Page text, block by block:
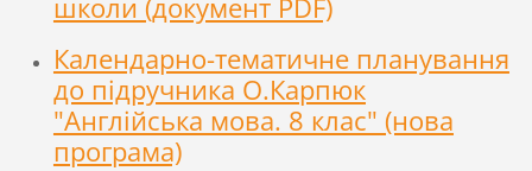
школи (документ PDF)
Календарно-тематичне планування
до підручника О.Карпюк
"Англійська мова. 8 клас" (нова
програма)